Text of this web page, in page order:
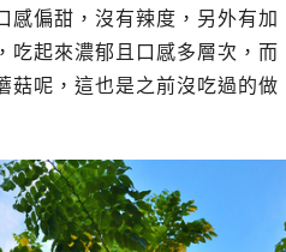
感偏甜，沒有辣度，另外有加
吃起來濃郁且口感多層次，而
菇呢，這也是之前沒吃過的做